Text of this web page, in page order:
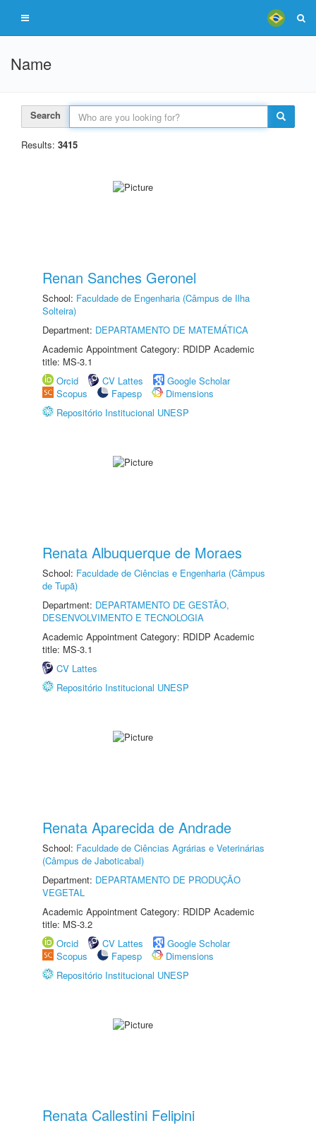
Name
Search
Results: 3415
Renan Sanches Geronel
School: Faculdade de Engenharia (Câmpus de Ilha
Solteira)
Department: DEPARTAMENTO DE MATEMÁTICA
Academic Appointment Category: RDIDP Academic
title: MS-3.1
Orcid
CV Lattes
Google Scholar
Scopus
Fapesp
Dimensions
Repositório Institucional UNESP
Renata Albuquerque de Moraes
School: Faculdade de Ciências e Engenharia (Câmpus
de Tupã)
Department: DEPARTAMENTO DE GESTÃO,
DESENVOLVIMENTO E TECNOLOGIA
Academic Appointment Category: RDIDP Academic
title: MS-3.1
CV Lattes
Repositório Institucional UNESP
Renata Aparecida de Andrade
School: Faculdade de Ciências Agrárias e Veterinárias
(Câmpus de Jaboticabal)
Department: DEPARTAMENTO DE PRODUÇÃO
VEGETAL
Academic Appointment Category: RDIDP Academic
title: MS-3.2
Orcid
CV Lattes
Google Scholar
Scopus
Fapesp
Dimensions
Repositório Institucional UNESP
Renata Callestini Felipini